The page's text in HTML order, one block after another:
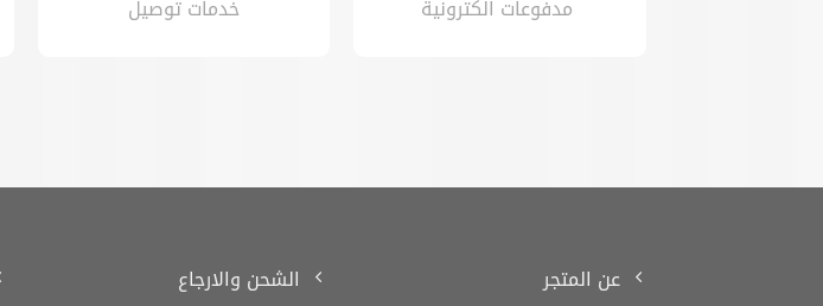
مدفوعات الكترونية خدمات توصيل
عن المتجر
الشحن والارجاع